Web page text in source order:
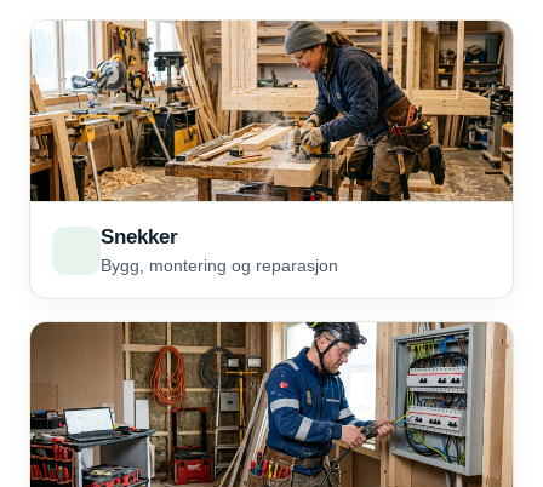
Snekker
Bygg, montering og reparasjon